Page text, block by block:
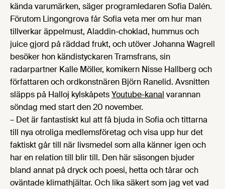
kända varumärken, säger programledaren Sofia Dalén.
Förutom Lingongrova får Sofia veta mer om hur man
tillverkar äppelmust, Aladdin-choklad, hummus och
juice gjord på räddad frukt, och utöver Johanna Wagrell
besöker hon kändistyckaren Tramsfrans, sin
radarpartner Kalle Möller, komikern Nisse Hallberg och
författaren och ordkonstnären Björn Ranelid. Avsnitten
släpps på Halloj kylskåpetsYoutube-kanal varannan
söndag med start den 20 november.
– Det är fantastiskt kul att få bjuda in Sofia och tittarna
till nya otroliga medlemsföretag och visa upp hur det
faktiskt går till när livsmedel som alla känner igen och
har en relation till blir till. Den här säsongen bjuder
bland annat på dryck och poesi, hetta och tårar och
oväntade klimathjältar. Och lika säkert som jag vet vad